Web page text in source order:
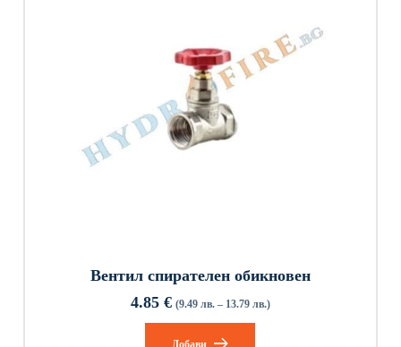
Вентил спирателен обикновен
4.85 € (9.49 лв. – 13.79 лв.)
Добави